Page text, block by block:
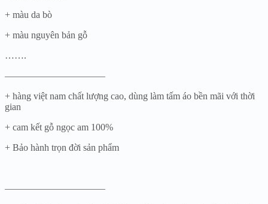
+ màu da bò
+ màu nguyên bản gỗ
…….
——————————–
+ hàng việt nam chất lượng cao, dùng làm tấm áo bền mãi với thời
gian
+ cam kết gỗ ngọc am 100%
+ Bảo hành trọn đời sản phẩm
——————————–